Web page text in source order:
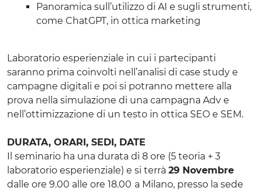
Panoramica sull’utilizzo di AI e sugli strumenti,
come ChatGPT, in ottica marketing
Laboratorio esperienziale in cui i partecipanti
saranno prima coinvolti nell’analisi di case study e
campagne digitali e poi si potranno mettere alla
prova nella simulazione di una campagna Adv e
nell’ottimizzazione di un testo in ottica SEO e SEM.
DURATA, ORARI, SEDI, DATE
Il seminario ha una durata di 8 ore (5 teoria + 3
laboratorio esperienziale) e si terrà 29 Novembre
dalle ore 9.00 alle ore 18.00 a Milano, presso la sede